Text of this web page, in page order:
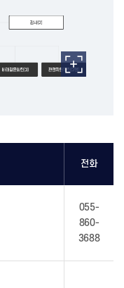
전화
055-
860-
3688